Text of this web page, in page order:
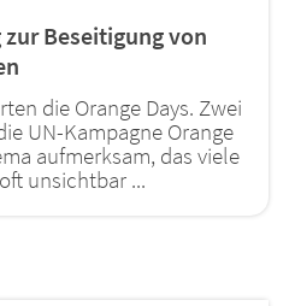
Beseitigung von
die Orange Days. Zwei
UN-Kampagne Orange
aufmerksam, das viele
unsichtbar ...